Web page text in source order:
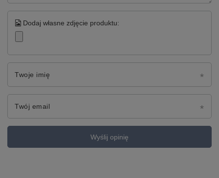
Dodaj własne zdjęcie produktu:
Twoje imię
Twój email
Wyślij opinię